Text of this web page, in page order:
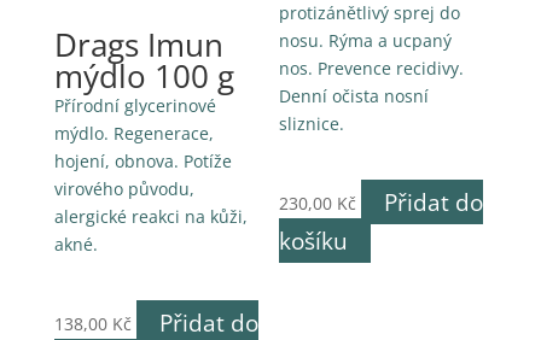
Drags Imun
mýdlo 100 g
Přírodní glycerinové
mýdlo. Regenerace,
hojení, obnova. Potíže
virového původu,
alergické reakci na kůži,
akné.
138,00 Kč
Přidat do
protizánětlivý sprej do
nosu. Rýma a ucpaný
nos. Prevence recidivy.
Denní očista nosní
sliznice.
230,00 Kč
Přidat do
košíku